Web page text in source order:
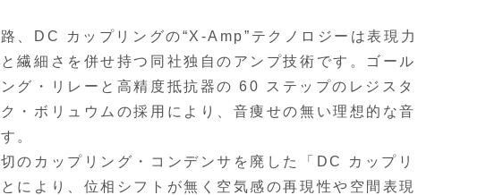
、DC カップリングの“X-Amp”テクノロジーは表現力
繊細さを併せ持つ同社独自のアンプ技術です。ゴール
グ・リレーと高精度抵抗器の 60 ステップのレジスタ
・ボリュウムの採用により、音痩せの無い理想的な音
。
のカップリング・コンデンサを廃した「DC カップリ
により、位相シフトが無く空気感の再現性や空間表現